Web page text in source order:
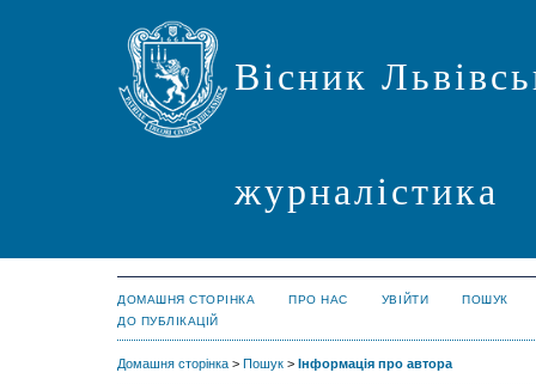
Вісник
журналістика
ДОМАШНЯ СТОРІНКА ПРО НАС УВІЙТИ
ПОШУК
ДО ПУБЛІКАЦІЙ
Домашня сторінка > Пошук > Інформація про автора